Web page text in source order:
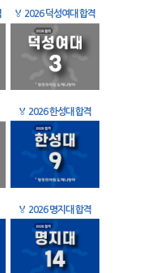
🏅 2026 덕성여대 합격
🏅 2026 한성대 합격
🏅 2026 명지대 합격